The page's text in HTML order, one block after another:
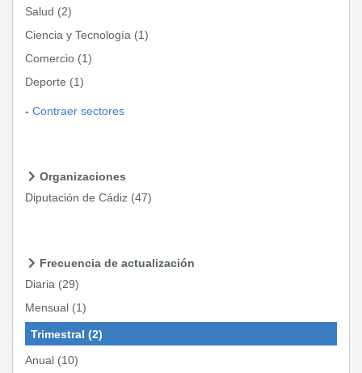
Salud (2)
Ciencia y Tecnología (1)
Comercio (1)
Deporte (1)
Contraer sectores
Organizaciones
Diputación de Cádiz (47)
Frecuencia de actualización
Diaria (29)
Mensual (1)
Trimestral (2)
Anual (10)